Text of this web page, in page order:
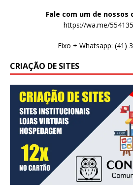
Fale com um de nossos
https://wa.me/
Fixo + Whatsapp: (41)
CRIAÇÃO DE SITES